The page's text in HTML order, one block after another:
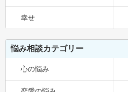
幸せ
悩み相談カテゴリー
心の悩み